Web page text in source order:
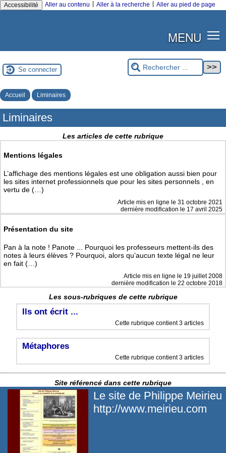
Accessibilité Aller au contenu Aller à la recherche Aller au pied de page
MENU
Se connecter
Accueil Liminaires
Liminaires
Les articles de cette rubrique
Mentions légales
L’affichage des mentions légales est une obligation aussi bien pour
les sites internet professionnels que pour les sites personnels , en
vertu de (…)
Article mis en ligne le 31 octobre 2021
dernière modification le 17 avril 2025
Présentation du site
Pan à la note ! Panote ... Pourquoi les professeurs mettent-ils des
notes à leurs élèves ? Pourquoi, alors qu’aucun texte légal ne leur
en fait (…)
Article mis en ligne le 19 juillet 2008
dernière modification le 22 octobre 2018
Les sous-rubriques de cette rubrique
Ils ont écrit ...
Cette rubrique contient 3 articles
Métaphores
Cette rubrique contient 3 articles
Site référencé dans cette rubrique
Le site de Philippe Meirieu
http://www.meirieu.com